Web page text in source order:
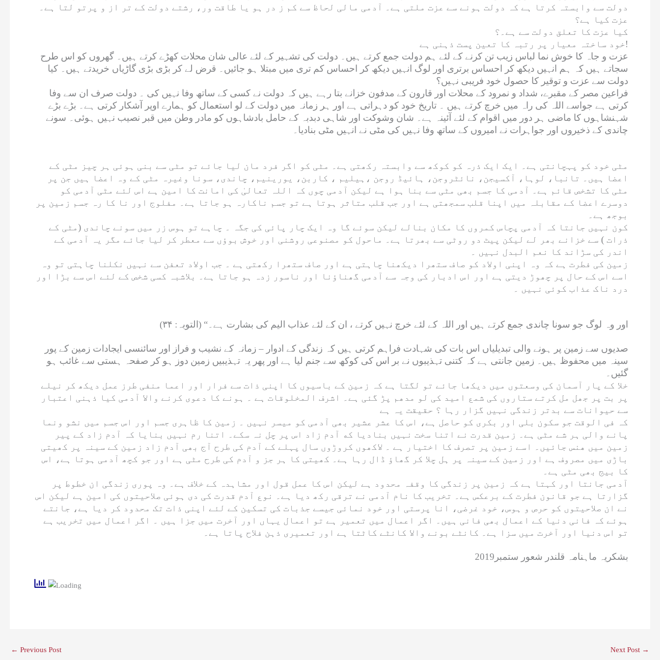
دولت سے وابستہ کرتا ہے کہ دولت ہونے سے عزت ملتی ہے۔ آدمی مالی لحاظ سے کم ز در ہو یا طاقت ور، رشتے دولت کے تر از و پرتو لتا ہے۔
عزت کیا ہے؟
کیا عزت کا تعلق دولت سے ہے۔؟
خود ساختہ معیار پر رتبہ کا تعین پست ذہنی ہے!
عزت و جاہ کا خوش نما لباس زیب تن کرنے کے لئے ہم دولت جمع کرتے ہیں۔ دولت کی تشہیر کے لئے عالی شان محلات کھڑے کرتے ہیں۔ گھروں کو اس طرح
سجاتے ہیں کہ ہم انہیں دیکھ کر احساس برتری اور لوگ انہیں دیکھ کر احساس کم تری میں مبتلا ہو جائیں۔ قرض لے کر بڑی بڑی گاڑیاں خریدتے ہیں۔ کیا
دولت سے عزت و توقیر کا حصول خود فریبی نہیں؟
فراعین مصر کے مقبرے، شداد و نمرود کے محلات اور قارون کے مدفون خزانے بتا رہے ہیں کہ دولت نے کسی کے ساتھ وفا نہیں کی ۔ دولت صرف ان سے وفا
کرتی ہے جواسے اللہ کی راہ میں خرچ کرتے ہیں ۔ تاریخ خود کو دہراتی ہے اور ہر زمانہ میں دولت کے لو استعمال کو ہمارے اوپر آشکار کرتی ہے۔ بڑے بڑے
شہنشاہوں کا ماضی ہر دور میں اقوام کے لئے آئینہ ہے۔ شان وشوکت اور شاہی دبدبہ کے حامل بادشاہوں کو مادر وطن میں قبر نصیب نہیں ہوئی۔ سونے
چاندی کے ذخیروں اور جواہرات نے امیروں کے ساتھ وفا نہیں کی مٹی نے انہیں مٹی بنادیا۔
مٹی خود کو پہچانتی ہے۔ ایک ایک ذرہ کو کوکھ سے وابستہ رکھتی ہے۔ مٹی کو اگر فرد مان لیا جائے تو مٹی سے بنی ہوئی ہر چیز مٹی کے
اعضا ہیں۔ تانبا، لوہا، آکسیجن، نائٹروجن، ہائیڈ روجن ،ہیلیم ، کاربن، یورینیم، چاندی، سونا وغیرہ مٹی کے وہ اعضا ہیں جن پر
مٹی کا تشخص قائم ہے۔ آدمی کا جسم بھی مٹی سے بنا ہوا ہے لیکن آدمی چوں کہ اللہ تعالیٰ کی امانت کا امین ہے اس لئے مٹی آدمی کو
دوسرے اعضا کے مقابلہ میں اپنا قلب سمجھتی ہے اور جب قلب متاثر ہوتا ہے تو جسم ناکارہ ہو جاتا ہے۔ مفلوج اور نا کا رہ جسم زمین پر
بوجھ ہے۔
کون نہیں جانتا کہ آدمی پچاس کمروں کا مکان بنالے لیکن سوئے گا وہ ایک چار پائی کی جگہ ۔ چاہے تو ہوس زر میں سونے چاندی (مٹی کے
ذرات ) سے خزانے بھر لے لیکن پیٹ دو روٹی سے بھرتا ہے۔ ماحول کو مصنوعی روشنی اور خوش بوؤں سے معطر کر لیا جائے مگر یہ آدمی کے
اندر کی سڑاند کا نعم البدل نہیں ۔
زمین کی فطرت ہے کہ وہ اپنی اولاد کو صاف ستھرا دیکھنا چاہتی ہے اور صاف ستھرا رکھتی ہے ۔ جب اولاد تعفن سے نہیں نکلنا چاہتی تو وہ
اسے اس کے حال پر چھوڑ دیتی ہے اور اس ادبار کی وجہ سے آدمی گھناؤنا اور ناسور زدہ ہو جاتا ہے۔ بلاشبہ کسی شخص کے لئے اس سے بڑا اور
درد ناک عذاب کوئی نہیں ۔
اور وہ لوگ جو سونا چاندی جمع کرتے ہیں اور اللہ کے لئے خرچ نہیں کرتے ، ان کے لئے عذاب الیم کی بشارت ہے۔“ (التوبہ: ۳۴)
صدیوں سے زمین پر ہونے والی تبدیلیاں اس بات کی شہادت فراہم کرتی ہیں کہ زندگی کے ادوار – زمانہ کے نشیب و فراز اور سائنسی ایجادات زمین کے پور
سینہ میں محفوظ ہیں۔ زمین جانتی ہے کہ کتنی تہذیبوں نے بر اس کی کوکھ سے جنم لیا ہے اور پھر یہ تہذیبیں زمین دوز ہو کر صفحہ ہستی سے غائب ہو
گئیں۔
خلا کے پار آسمان کی وسعتوں میں دیکھا جائے تو لگتا ہے کہ زمین کے باسیوں کا اپنی ذات سے فرار اور اعما منفی طرز عمل دیکھ کر نیلے
پر بت پر جھل مل کرتے ستاروں کی شمع امید کی لو مدھم پڑ گئی ہے۔ اشرف المخلوقات ہے ۔ ہونے کا دعوی کرنے والا آدمی کیا ذہنی اعتبار
سے حیوانات سے بدتر زندگی نہیں گزار رہا ؟ حقیقت یہ ہے
کہ فی الوقت جو سکون بلی اور بکری کو حاصل ہے، اس کا عشر عشیر بھی آدمی کو میسر نہیں ۔ زمین کا ظاہری جسم اور اس جسم میں نشو ونما
پانے والی ہر شے مٹی ہے۔ زمین قدرت نے اتنا سخت نہیں بنادیا که آدم زاد اس پر چل نہ سکے۔ اتنا رم نہیں بنایا کہ آدم زاد کے پیر
زمین میں ھنس جائیں۔ اسے زمین پر تصرف کا اختیار ہے ۔ لاکھوں کروڑوں سال پہلے کے آدم کی طرح آج بھی آدم زاد زمین کے سینہ پر کھیتی
باڑی میں مصروف ہے اور زمین کے سینہ پر ہل چلا کر گھاؤ ڈال رہا ہے۔ کھیتی کا ہر جز و آدم کی طرح مٹی ہے اور جو کچھ آدمی ہوتا ہے، اس
کا بیج بھی مٹی ہے۔
آدمی جانتا اور کہتا ہے کہ زمین پر زندگی کا وقفہ محدود ہے لیکن اس کا عمل قول اور مشاہدہ کے خلاف ہے۔ وہ پوری زندگی ان خطوط پر
گزارتا ہے جو قانون فطرت کے برعکس ہے۔ تخریب کا نام آدمی نے ترقی رکھ دیا ہے۔ نوع آدم قدرت کی دی ہوئی صلاحیتوں کی امین ہے لیکن اس
نے ان صلاحیتوں کو حرص و ہوس، خود غرضی، انا پرستی اور خود نمائی جیسے جذبات کی تسکین کے لئے اپنی ذات تک محدود کر دیا ہے، جانتے
ہوئے کہ فانی دنیا کے اعمال بھی فانی ہیں۔ اگر اعمال میں تعمیر ہے تو اعمال یہاں اور آخرت میں جزا ہیں ۔ اگر اعمال میں تخریب ہے
تو اس دنیا اور آخرت میں سزا ہے۔ کانٹے بونے والا کانٹے کاٹتا ہے اور تعمیری ذہن فلاح پاتا ہے۔
بشکریہ ماہنامہ قلندر شعور ستمبر2019
← Previous Post Next Post →